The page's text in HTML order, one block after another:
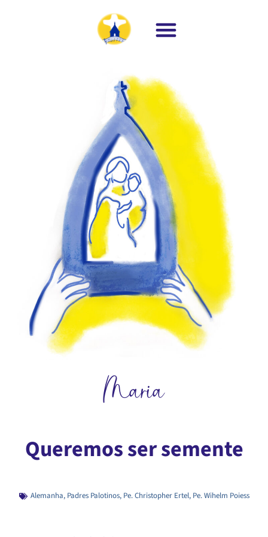
Maria
Queremos ser semente
Alemanha, Padres Palotinos, Pe. Christopher Ertel, Pe. Wihelm Poiess